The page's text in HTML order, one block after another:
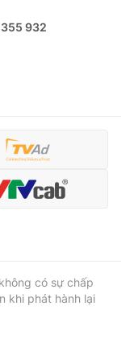
932
có sự chấp
khi phát hành lại